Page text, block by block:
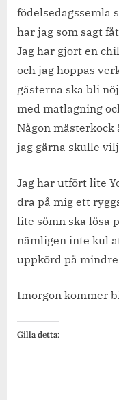
födelsedagssemla
har jag som sagt
Jag har gjort en
och jag hoppas
gästerna ska bli
med matlagning
Någon
jag gärna skulle
Jag har utfört lite
dra på mig ett
lite sömn ska lösa
nämligen inte kul
uppkörd på
Imorgon kommer
Gilla detta: